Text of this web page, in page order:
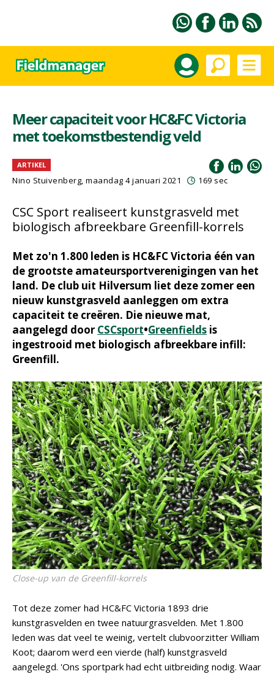
Meer capaciteit voor HC&FC Victoria
met toekomstbestendig veld
ARTIKEL
Nino Stuivenberg, maandag 4 januari 2021 169 sec
CSC Sport realiseert kunstgrasveld met
biologisch afbreekbare Greenfill-korrels
Met zo'n 1.800 leden is HC&FC Victoria één van
de grootste amateursportverenigingen van het
land. De club uit Hilversum liet deze zomer een
nieuw kunstgrasveld aanleggen om extra
capaciteit te creëren. Die nieuwe mat,
aangelegd door CSCsport•Greenfields is
ingestrooid met biologisch afbreekbare infill:
Greenfill.
Close-up van de Greenfill-korrels
Tot deze zomer had HC&FC Victoria 1893 drie
kunstgrasvelden en twee natuurgrasvelden. Met 1.800
leden was dat veel te weinig, vertelt clubvoorzitter William
Koot; daarom werd een vierde (half) kunstgrasveld
aangelegd. 'Ons sportpark had echt uitbreiding nodig. Waar